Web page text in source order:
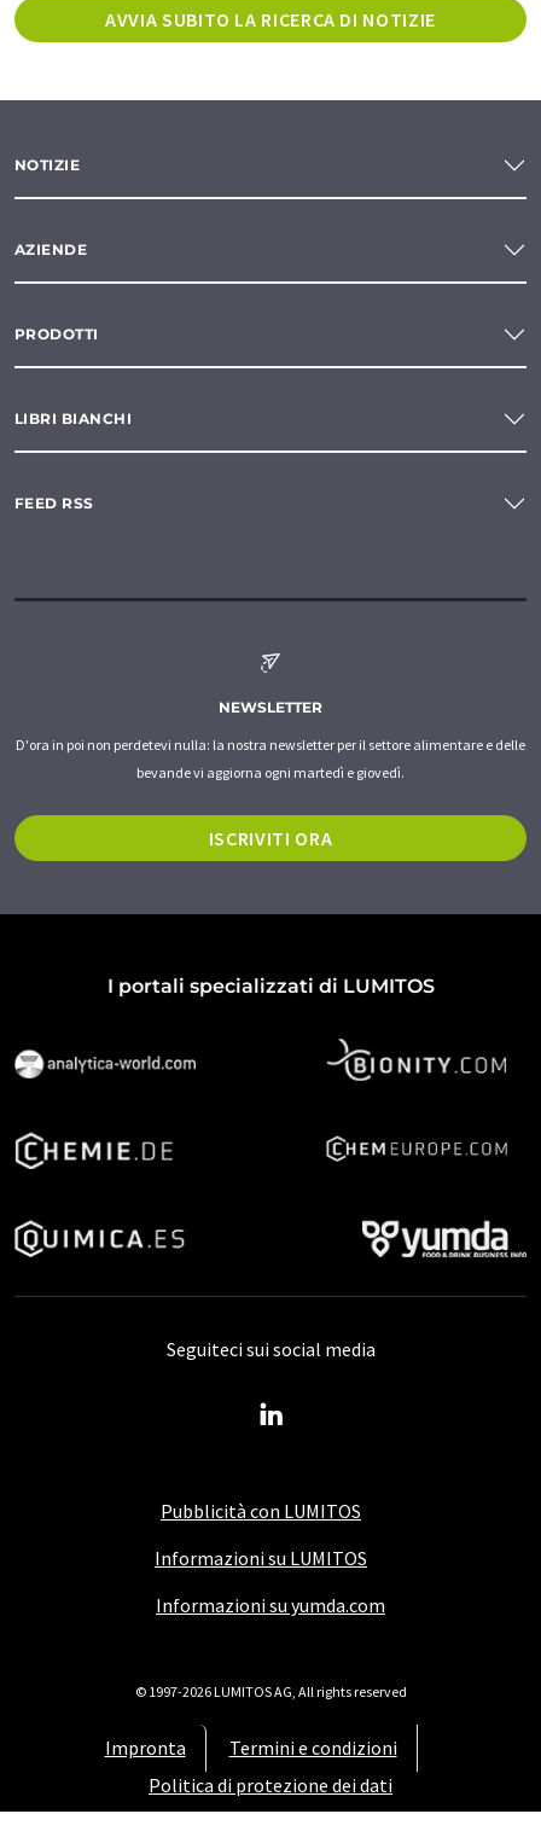
AVVIA SUBITO LA RICERCA DI NOTIZIE
NOTIZIE
AZIENDE
PRODOTTI
LIBRI BIANCHI
FEED RSS
NEWSLETTER
D'ora in poi non perdetevi nulla: la nostra newsletter per il settore alimentare e delle
bevande vi aggiorna ogni martedì e giovedì.
ISCRIVITI ORA
I portali specializzati di LUMITOS
Pubblicità con LUMITOS
Informazioni su LUMITOS
Informazioni su yumda.com
Impronta
Termini e condizioni
Politica di protezione dei dati
Seguiteci sui social media
© 1997-2026 LUMITOS AG, All rights reserved